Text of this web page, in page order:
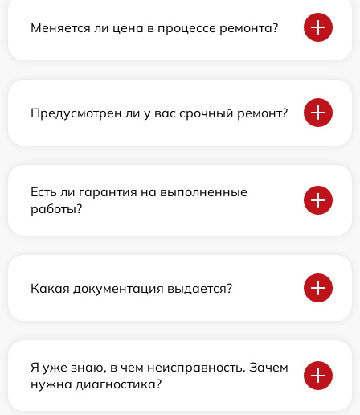
Меняется ли цена в процессе ремонта?
Предусмотрен ли у вас срочный ремонт?
Есть ли гарантия на выполненные
работы?
Какая документация выдается?
Я уже знаю, в чем неисправность. Зачем
нужна диагностика?